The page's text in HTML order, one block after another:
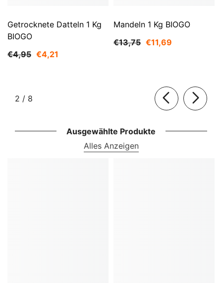
Getrocknete Datteln 1 Kg
BIOGO
€4,95 €4,21
Mandeln 1 Kg BIOGO
€13,75 €11,69
2 / von
8
Ausgewählte Produkte
Alles Anzeigen